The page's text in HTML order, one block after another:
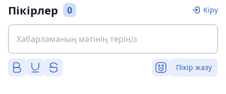
Пікірлер 0 Кіру
Пікір жазу